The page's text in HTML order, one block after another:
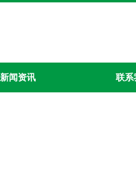
新闻资讯 联系